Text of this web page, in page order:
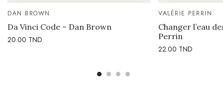
DAN BROWN
Da Vinci Code – Dan Brown
20.00 TND
VALÉRIE PERRIN
Changer l’eau
Perrin
22.00 TND